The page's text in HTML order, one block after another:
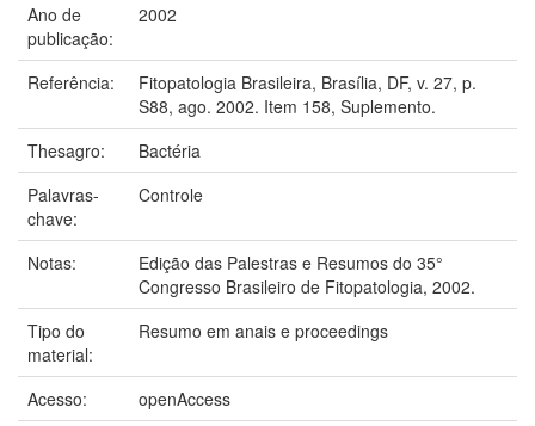
Ano de
publicação:
2002
Referência:
Fitopatologia Brasileira, Brasília, DF, v. 27, p.
S88, ago. 2002. Item 158, Suplemento.
Thesagro:
Bactéria
Palavras-
chave:
Controle
Notas:
Edição das Palestras e Resumos do 35°
Congresso Brasileiro de Fitopatologia, 2002.
Tipo do
material:
Resumo em anais e proceedings
Acesso:
openAccess